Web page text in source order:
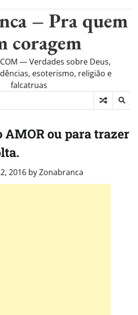
– Pra quem
coragem
— Verdades sobre Deus,
esoterismo, religião e
falcatruas
AMOR ou para trazer
2016 byZonabranca